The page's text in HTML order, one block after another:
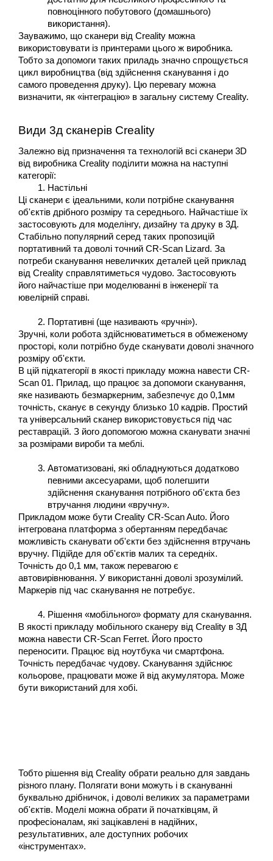
повноцінного побутового (домашнього)
використання).
Зауважимо, що сканери від Creality можна
використовувати із принтерами цього ж виробника.
Тобто за допомоги таких приладь значно спрощується
цикл виробництва (від здійснення сканування і до
самого проведення друку). Цю перевагу можна
визначити, як «інтеграцію» в загальну систему Creality.
Види 3д сканерів Creality
Залежно від призначення та технологій всі сканери 3D
від виробника Creality поділити можна на наступні
категорії:
Настільні
Ці сканери є ідеальними, коли потрібне сканування
об'єктів дрібного розміру та середнього. Найчастіше їх
застосовують для моделінгу, дизайну та друку в 3Д.
Стабільно популярний серед таких пропозицій
портативний та доволі точний CR-Scan Lizard. За
потреби сканування невеличких деталей цей приклад
від Creality справлятиметься чудово. Застосовують
його найчастіше при моделюванні в інженерії та
ювелірній справі.
Портативні (ще називають «ручні»).
Зручні, коли робота здійснюватиметься в обмеженому
просторі, коли потрібно буде сканувати доволі значного
розміру об'єкти.
В цій підкатегорії в якості прикладу можна навести CR-
Scan 01. Прилад, що працює за допомоги сканування,
яке називають безмаркерним, забезпечує до 0,1мм
точність, сканує в секунду близько 10 кадрів. Простий
та універсальний сканер використовується під час
реставрацій. З його допомогою можна сканувати значні
за розмірами вироби та меблі.
Автоматизовані, які обладнуються додатково
певними аксесуарами, щоб полегшити
здійснення сканування потрібного об'єкта без
втручання людини «вручну».
Прикладом може бути Creality CR-Scan Auto. Його
інтегрована платформа з обертанням передбачає
можливість сканувати об'єкти без здійснення втручань
вручну. Підійде для об'єктів малих та середніх.
Точність до 0,1 мм, також перевагою є
автовирівнювання. У використанні доволі зрозумілий.
Маркерів під час сканування не потребує.
Рішення «мобільного» формату для сканування.
В якості прикладу мобільного сканеру від Creality в 3Д
можна навести CR-Scan Ferret. Його просто
переносити. Працює від ноутбука чи смартфона.
Точність передбачає чудову. Сканування здійснює
кольорове, працювати може й від акумулятора. Може
бути використаний для хобі.
Тобто рішення від Creality обрати реально для завдань
різного плану. Полягати вони можуть і в скануванні
буквально дрібничок, і доволі великих за параметрами
об'єктів. Моделі можна обрати й початківцям, й
професіоналам, які зацікавлені в надійних,
результативних, але доступних робочих
«інструментах».